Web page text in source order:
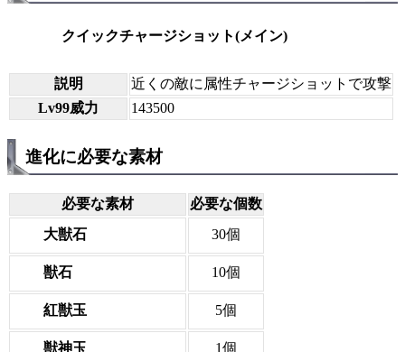
クイックチャージショット(メイン)
説明
近くの敵に属性チャージショットで攻撃
Lv99威力
143500
進化に必要な素材
必要な素材
必要な個数
大獣石
30個
獣石 10個
紅獣玉 5個
獣神玉 1個